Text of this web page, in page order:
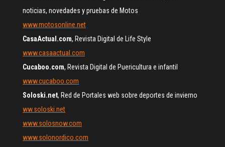
noticias, novedades y pruebas de Motos
www.motosonline.net
CasaActual.com, Revista Digital de Life Style
www.casaactual.com
Cucaboo.com, Revista Digital de Puericultura e infantil
www.cucaboo.com
Soloski.net, Red de Portales web sobre deportes de invierno
ww.soloski.net
www.solosnow.com
www.solonordico.com